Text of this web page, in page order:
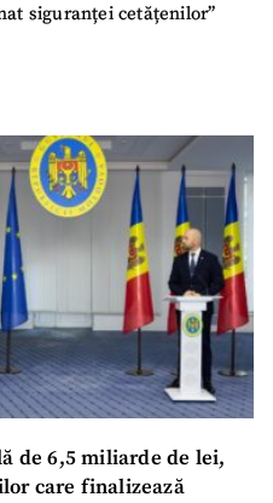
siguranței cetățenilor”
de 6,5 miliarde de lei,
care finalizează